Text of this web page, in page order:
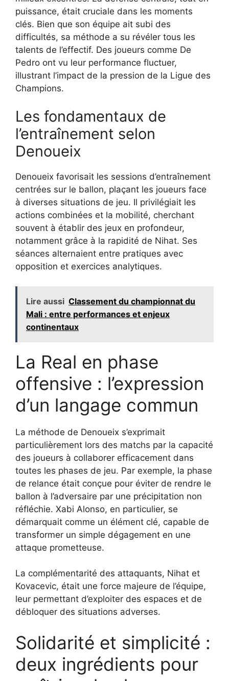
puissance, était cruciale dans les moments
clés. Bien que son équipe ait subi des
difficultés, sa méthode a su révéler tous les
talents de l’effectif. Des joueurs comme De
Pedro ont vu leur performance fluctuer,
illustrant l’impact de la pression de la Ligue des
Champions.
Les fondamentaux de
l’entraînement selon
Denoueix
Denoueix favorisait les sessions d’entraînement
centrées sur le ballon, plaçant les joueurs face
à diverses situations de jeu. Il privilégiait les
actions combinées et la mobilité, cherchant
souvent à établir des jeux en profondeur,
notamment grâce à la rapidité de Nihat. Ses
séances alternaient entre pratiques avec
opposition et exercices analytiques.
Lire aussi Classement du championnat du
Mali : entre performances et enjeux
continentaux
La Real en phase
offensive : l’expression
d’un langage commun
La méthode de Denoueix s’exprimait
particulièrement lors des matchs par la capacité
des joueurs à collaborer efficacement dans
toutes les phases de jeu. Par exemple, la phase
de relance était conçue pour éviter de rendre le
ballon à l’adversaire par une précipitation non
réfléchie. Xabi Alonso, en particulier, se
démarquait comme un élément clé, capable de
transformer un simple dégagement en une
attaque prometteuse.
La complémentarité des attaquants, Nihat et
Kovacevic, était une force majeure de l’équipe,
leur permettant d’exploiter des espaces et de
débloquer des situations adverses.
Solidarité et simplicité :
deux ingrédients pour